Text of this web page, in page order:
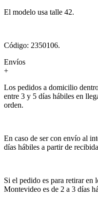
El modelo usa talle 42.
Código: 2350106.
Envíos
+
Los pedidos a domicilio
entre 3 y 5 días hábiles en
orden.
En caso de ser con envío al
días hábiles a partir de
Si el pedido es para retirar en
Montevideo es de 2 a 3 días